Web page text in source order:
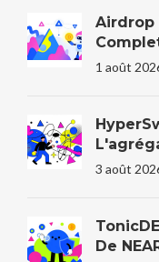
Airdrop
1 août
3 août
De